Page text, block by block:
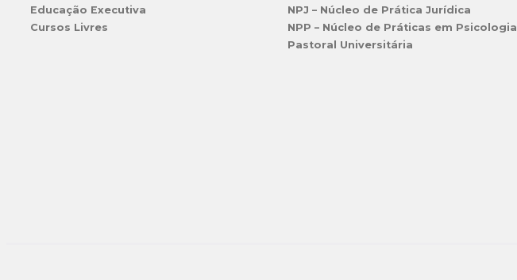
Educação Executiva
Cursos Livres
NPJ – Núcleo de Prática Jurídica
NPP – Núcleo de Práticas em Psicologia
Pastoral Universitária